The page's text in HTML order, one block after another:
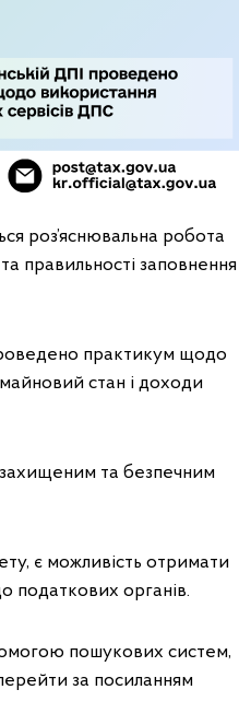
роз’яснювальна робота
правильності заповнення
практикум щодо
стан і доходи
та безпечним
є можливість отримати
податкових органів.
пошукових систем,
за посиланням